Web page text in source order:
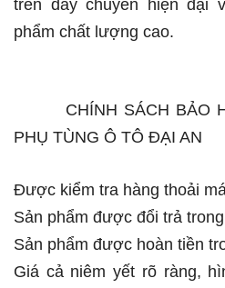
trên dây chuyền hiện đại
phẩm chất lượng cao.
CHÍNH SÁCH BẢO
PHỤ TÙNG Ô TÔ ĐẠI AN
Được kiểm tra hàng thoải
Sản phẩm được đổi trả
Sản phẩm được hoàn tiền
Giá cả niêm yết rõ ràng,